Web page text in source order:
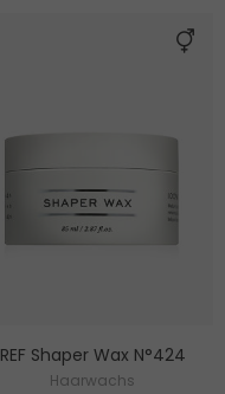
REF Shaper Wax N°424
Haarwachs